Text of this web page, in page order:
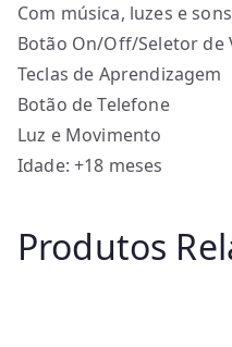
Com música, luzes e
Botão On/Off/Seletor de
Teclas de Aprendizagem
Botão de Telefone
Luz e Movimento
Idade: +18 meses
Produtos